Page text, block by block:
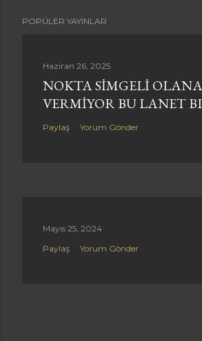
POPÜLER YAYINLAR
Haziran 26, 2025
NOKTA SIMGELI
VERMIYOR BU LANET
Paylaş Yorum Gönder
Mayıs 25, 2024
Paylaş
Yorum Gönder